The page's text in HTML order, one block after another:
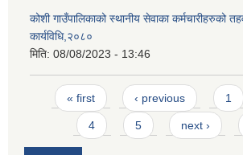
कोशी गाउँपालिकाको स्थानीय सेवाका कर्मचारीहरुको
कार्यविधि,२०८०
मिति: 08/08/2023 - 13:46
Pages
« first ‹ previous 1
4 5 next ›